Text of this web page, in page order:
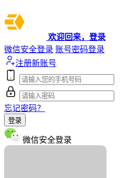
欢迎回来，登录
微信安全登录 账号密码登录
注册新账号
忘记密码？
登录
微信安全登录